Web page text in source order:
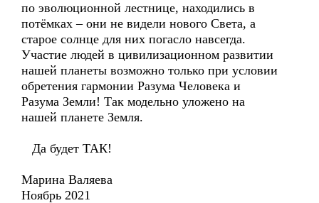
по эволюционной лестнице, находились в
потёмках – они не видели нового Света, а
старое солнце для них погасло навсегда.
Участие людей в цивилизационном развитии
нашей планеты возможно только при условии
обретения гармонии Разума Человека и
Разума Земли! Так модельно уложено на
нашей планете Земля.
Да будет ТАК!
Марина Валяева
Ноябрь 2021